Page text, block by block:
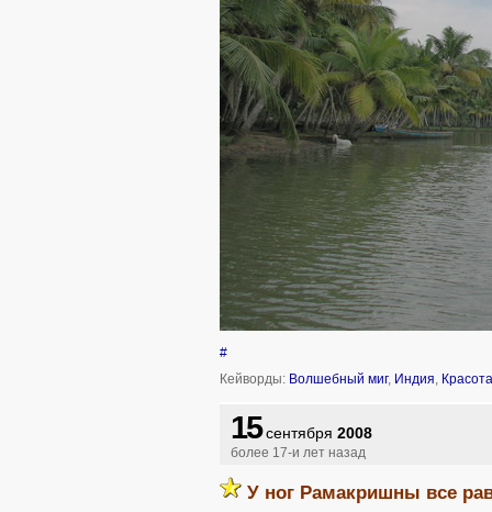
#
Кейворды: Волшебный миг, Индия Красота
15сентября 2008
более 17-и лет назад
У ног Рамакришны все